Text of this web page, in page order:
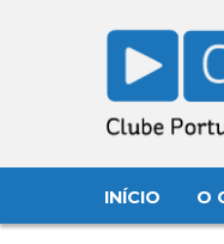
INÍCIO O